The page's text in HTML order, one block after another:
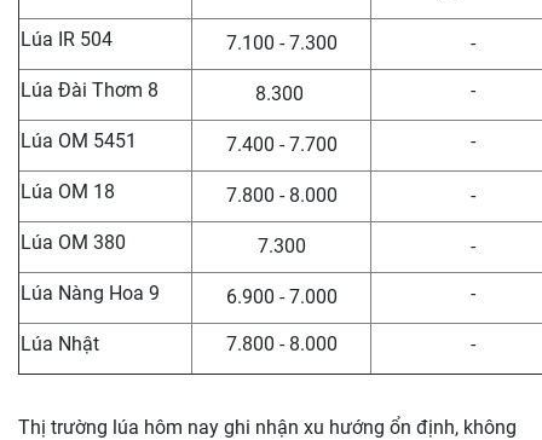
Lúa IR 504 7.100 - 7.300 -
Lúa Đài Thơm 8 8.300 -
Lúa OM 5451 7.400 - 7.700 -
Lúa OM 18 7.800 - 8.000 -
Lúa OM 380 7.300 -
Lúa Nàng Hoa 9 6.900 - 7.000 -
Lúa Nhật 7.800 - 8.000 -
Thị trường lúa hôm nay ghi nhận xu hướng ổn định, không